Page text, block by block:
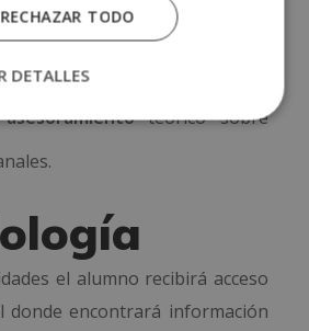
y artesanía.
teórico sobre
el alumno recibirá acceso
donde encontrará información
RECHAZAR TODO
DETALLES